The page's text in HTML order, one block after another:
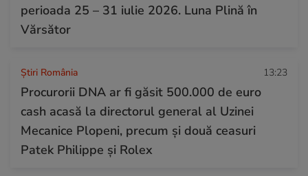
perioada 25 – 31 iulie 2026. Luna Plină în
Vărsător
Știri România 13:23
Procurorii DNA ar fi găsit 500.000 de euro
cash acasă la directorul general al Uzinei
Mecanice Plopeni, precum și două ceasuri
Patek Philippe și Rolex